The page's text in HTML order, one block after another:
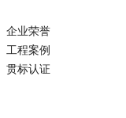
企业荣誉
工程案例
贯标认证